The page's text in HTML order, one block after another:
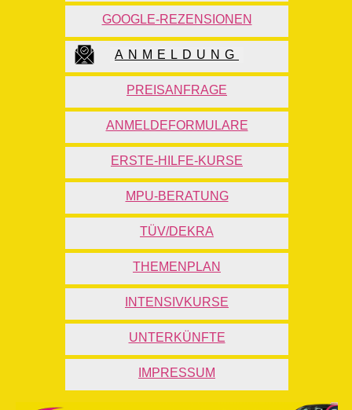
GOOGLE-REZENSIONEN
ANMELDUNG
PREISANFRAGE
ANMELDEFORMULARE
ERSTE-HILFE-KURSE
MPU-BERATUNG
TÜV/DEKRA
THEMENPLAN
INTENSIVKURSE
UNTERKÜNFTE
IMPRESSUM